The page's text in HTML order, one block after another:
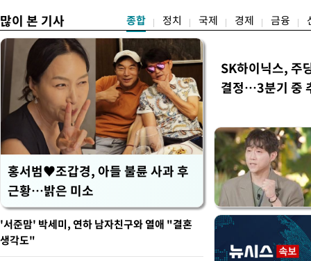
많이 본 기사 종합 정치 국제 경제 금융
홍서범♥조갑경, 아들 불륜 사과 후
근황…밝은 미소
SK하이닉스, 주
결정…3분기 중
'서준맘' 박세미, 연하 남자친구와 열애 "결혼
생각도"